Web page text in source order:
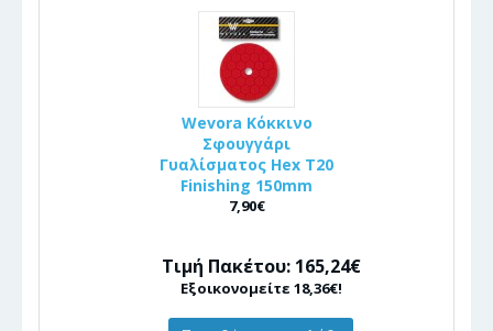
Wevora Κόκκινο
Σφουγγάρι
Γυαλίσματος Hex T20
Finishing 150mm
7,90€
Τιμή Πακέτου: 165,24€
Εξοικονομείτε 18,36€!